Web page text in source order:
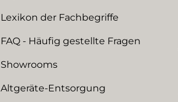
Lexikon der Fachbegriffe
FAQ - Häufig gestellte Fragen
Showrooms
Altgeräte-Entsorgung